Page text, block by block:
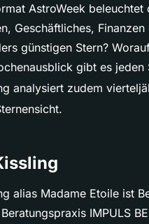
AstroWeek
Geschäftliches,
günstigen Stern?
gibt es
analysiert zudem
alias Madame Etoile ist
IMPULS